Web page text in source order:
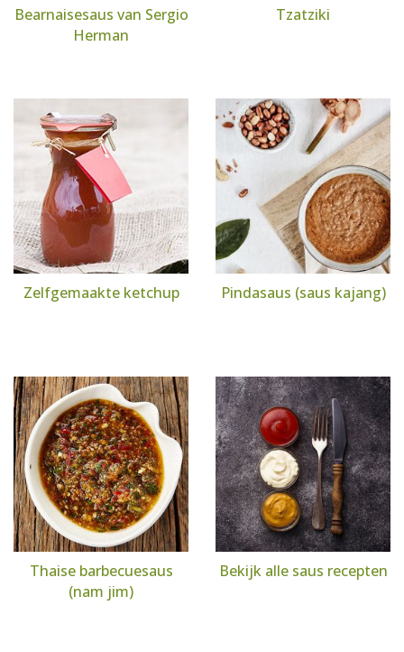
Bearnaisesaus van Sergio
Herman
Tzatziki
Zelfgemaakte ketchup Pindasaus (saus kajang)
Thaise barbecuesaus
(nam jim)
Bekijk alle saus recepten